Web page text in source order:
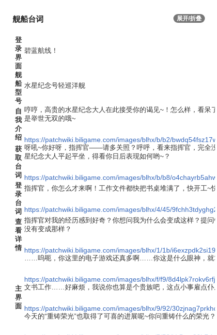
舰船台词 展开/折叠
登
录
界
面
碧蓝航线！
舰
船
型
号
水星纪念号轻巡洋舰
自
我
介
绍
哼哼，高贵的水星纪念大人在此接受你的谒见~！怎么样，看呆
是举世无双的哦~
https://patchwiki.biligame.com/images/blhx/b/b2/
获
取
台
词
呀吼~你好呀，指挥官——请多关照？呼呼，看来指挥官，完全
星纪念大人平起平坐，得看你日后表现如何哟~？
https://patchwiki.biligame.com/images/blhx/b/b8/
登
录
台
词
指挥官，你怎么才来啊！工作文件都快把书桌堆满了，快开工~
https://patchwiki.biligame.com/images/blhx/4/45/
查
看
详
情
指挥官对我的经历感到好奇？你想问我为什么会变成这样？提
没有变成那样？
https://patchwiki.biligame.com/images/blhx/1/1b/
主
界
面
……呜呃，你这里的电子游戏还真多啊……你这是什么眼神，就
https://patchwiki.biligame.com/images/blhx/f/f9/
文书工作……好麻烦，我说你也算是个贵族吧，这点小事雇点仆
https://patchwiki.biligame.com/images/blhx/9/92/
今天的“重铸荣光”也取得了可喜的进展呢~你问重铸什么的荣光